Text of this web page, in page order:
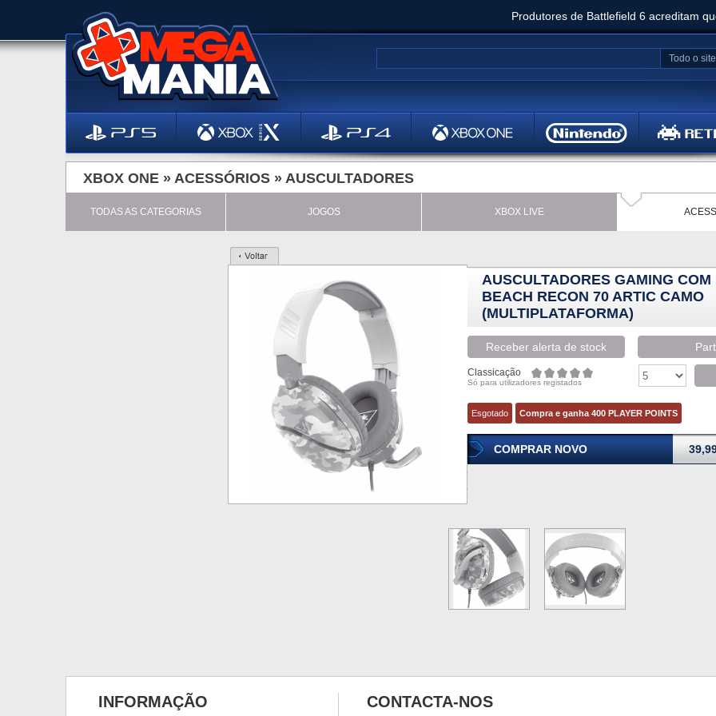
Produtores de Battlefield 6 acreditam
Clair Obscur: Expedition 33 já vendeu 5
Todo o site
XBOX ONE » ACESSÓRIOS » AUSCULTADORES
TODAS AS CATEGORIAS JOGOS XBOX LIVE
AUSCULTADORES GAMING COM
BEACH RECON 70 ARTIC CAMO
(MULTIPLATAFORMA)
Receber alerta de stock
Classicação
Só para utilizadores registados
Esgotado Compra e ganha 400 PLAYER POINTS
COMPRAR NOVO
INFORMAÇÃO CONTACTA-NOS